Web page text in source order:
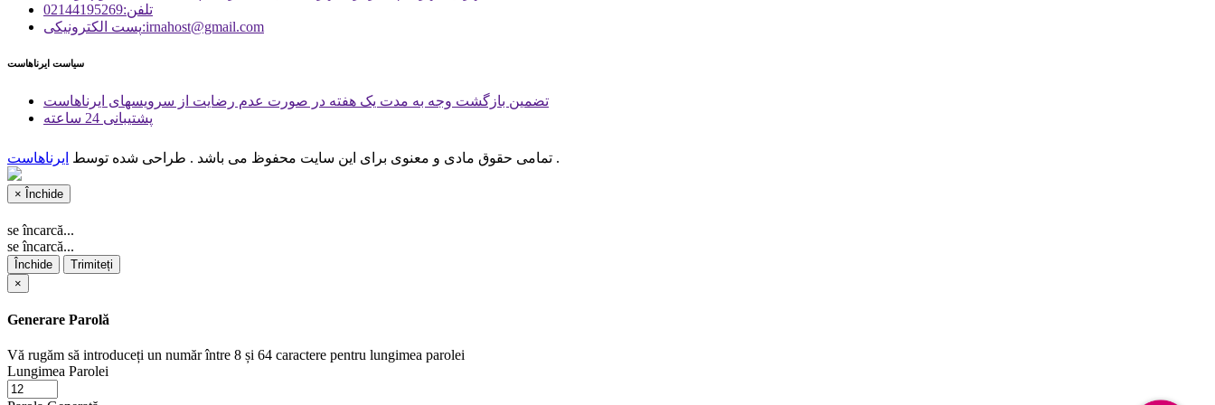
تلفن:02144195269
پست الكترونیكی:irnahost@gmail.com
سیاست ایرناهاست
تضمین بازگشت وجه به مدت یک هفته در صورت عدم رضایت از سرویسهای ایرناهاست
پشتیبانی 24 ساعته
تمامی حقوق مادی و معنوی برای این سایت محفوظ می باشد . طراحی شده توسط ایرناهاست .
× Închide
se încarcă...
se încarcă...
Închide
Trimiteți
×
Generare Parolă
Vă rugăm să introduceți un număr între 8 și 64 caractere pentru lungimea parolei
Lungimea Parolei